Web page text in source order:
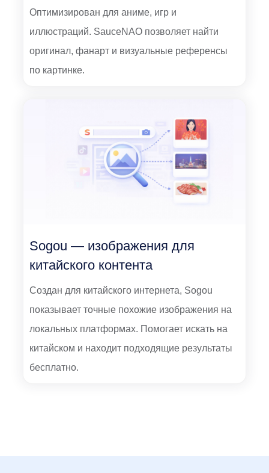
Оптимизирован для аниме, игр и
иллюстраций. SauceNAO позволяет найти
оригинал, фанарт и визуальные референсы
по картинке.
Sogou — изображения для
китайского контента
Создан для китайского интернета, Sogou
показывает точные похожие изображения на
локальных платформах. Помогает искать на
китайском и находит подходящие результаты
бесплатно.